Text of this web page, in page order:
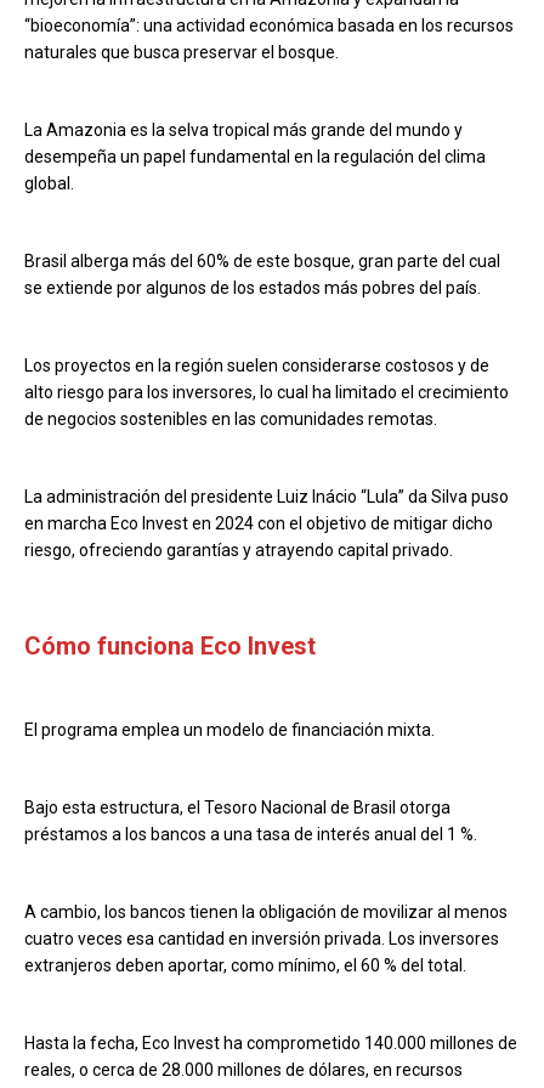
“bioeconomía”: una actividad económica basada en los recursos
naturales que busca preservar el bosque.
La Amazonia es la selva tropical más grande del mundo y
desempeña un papel fundamental en la regulación del clima
global.
Brasil alberga más del 60% de este bosque, gran parte del cual
se extiende por algunos de los estados más pobres del país.
Los proyectos en la región suelen considerarse costosos y de
alto riesgo para los inversores, lo cual ha limitado el crecimiento
de negocios sostenibles en las comunidades remotas.
La administración del presidente Luiz Inácio “Lula” da Silva puso
en marcha Eco Invest en 2024 con el objetivo de mitigar dicho
riesgo, ofreciendo garantías y atrayendo capital privado.
Cómo funciona Eco Invest
El programa emplea un modelo de financiación mixta.
Bajo esta estructura, el Tesoro Nacional de Brasil otorga
préstamos a los bancos a una tasa de interés anual del 1 %.
A cambio, los bancos tienen la obligación de movilizar al menos
cuatro veces esa cantidad en inversión privada. Los inversores
extranjeros deben aportar, como mínimo, el 60 % del total.
Hasta la fecha, Eco Invest ha comprometido 140.000 millones de
reales, o cerca de 28.000 millones de dólares, en recursos